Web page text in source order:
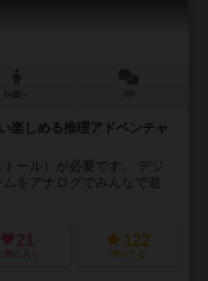
楽しめる推理アドベンチャ
ール）が必要です。 デジ
をアナログでみんなで遊
21
お気に入り
122
持ってる